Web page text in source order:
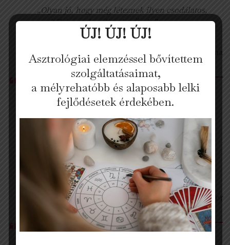
„Olyan jó, hogy még léteznek ilyen csodálatos,
segítőkész emberek, mint Ön is.”
Krisztina
Van egy csodálatos meglepetésem, hogy a
jövőben is boldog tudattal emlékezhess vissza
Ránk. Sok hezitálás után... végre eldöntöttem,
mit szeretnék magamtól és a Társamtól.
Hogyan szeretnék élni és hogyan nem. Azóta
olyan szabadnak érzem magam. Boldogok
vagyunk. Köszönjük a sok segítséget!
Szilvi & Gábor
ÚJ! ÚJ! ÚJ!
Asztrológiai elemzéssel bővítettem
szolgáltatásaimat,
a mélyrehatóbb és alaposabb lelki
fejlődésetek érdekében.